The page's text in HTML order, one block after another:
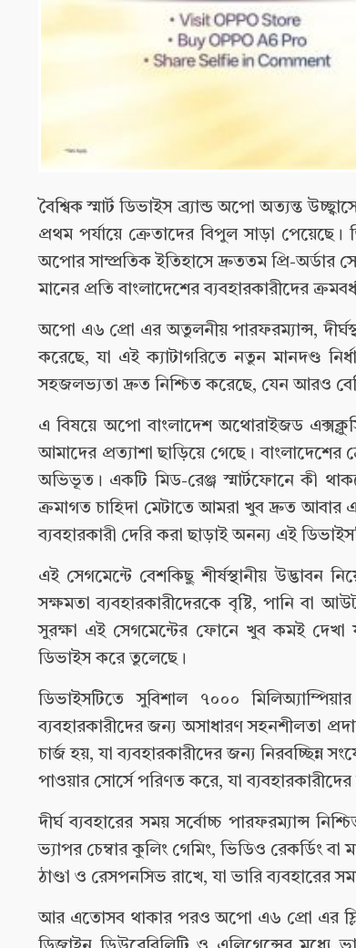
বৈশ্বিক স্মার্ট ডিভাইস ব্র্যান্ড অপো অত্যন্ত
প্রথম পর্যায়ে ক্রেতাদের বিপুল সাড়া
অপোর সাম্প্রতিক ইতিহাসে দ্রুততম প্রি-
মানের প্রতি বাংলাদেশের ব্যবহারকারীদের
অপো এ৬ প্রো এর অতুলনীয় পারফরম্যান্স,
করেছে, যা এই ক্যাটাগরিতে নতুন মানদণ্ড
সহজলভ্যতা দ্রুত নিশ্চিত করেছে, যেন আরও
এ বিষয়ে অপো বাংলাদেশ অথোরাইজড
আমাদের প্রত্যাশা ছাড়িয়ে গেছে।
অভিভূত। একটি মিড-রেঞ্জ স্মার্টফোনে কী
ক্রমাগত চাহিদা মেটাতে আমরা খুব দ্রুত আবার
ব্যবহারকারী দেরি করা ছাড়াই অনন্য এই
এই সেগমেন্টে বেশকিছু শীর্ষস্থানীয়
সক্ষমতা ব্যবহারকারীদেরকে বৃষ্টি, পানি বা
সুরক্ষা এই সেগমেন্টের ফোনে খুব কমই দেখা
ডিভাইস করে তুলেছে।
ডিভাইসটিতে সুবিশাল ৭০০০
ব্যবহারকারীদের জন্য অসাধারণ সহনশীলতা
চার্জ হয়, যা ব্যবহারকারীদের জন্য নিরবচ্ছিন্ন
পাওয়ার সোর্সে পরিণত করে, যা
দীর্ঘ ব্যবহারের সময় সর্বোচ্চ পারফরম্যান্স
ভ্যাপর চেম্বার কুলিং গেমিং, ভিডিও রেকর্ডিং বা
ঠাণ্ডা ও রেসপনসিভ রাখে, যা ভারি ব্যবহারের
আর এতোসব থাকার পরও অপো এ৬ প্রো এর